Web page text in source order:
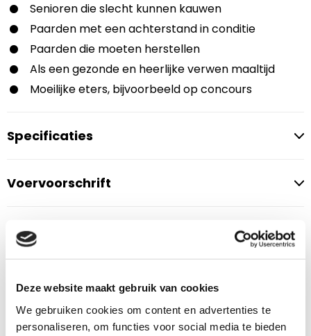
Deze website maakt gebruik van cookies
We gebruiken cookies om content en advertenties te
personaliseren, om functies voor social media te bieden
Senioren die slecht kunnen kauwen
Paarden met een achterstand in conditie
Paarden die moeten herstellen
Als een gezonde en heerlijke verwen maaltijd
Moeilijke eters, bijvoorbeeld op concours
Specificaties
Voervoorschrift
Veelgestelde vragen